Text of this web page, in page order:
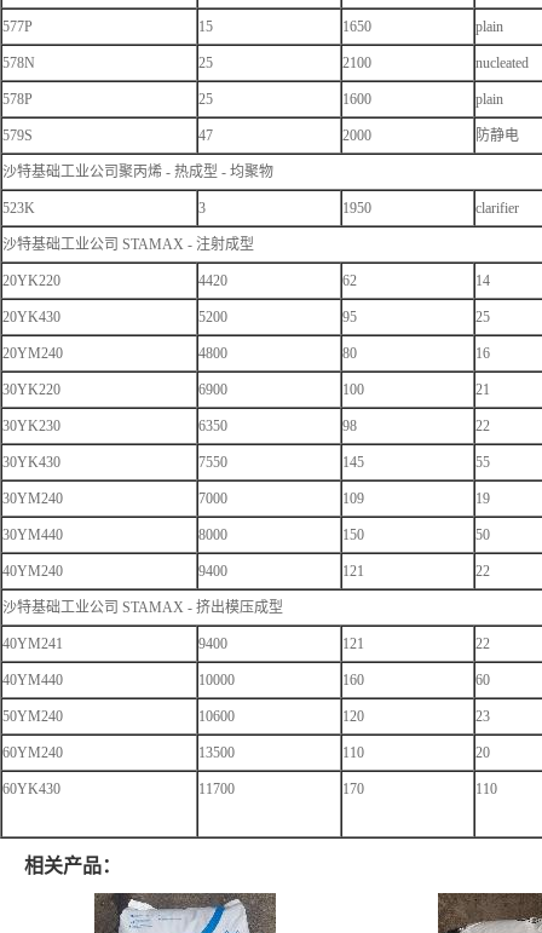
577P 15 1650 plain
578N 25 2100 nucleated
578P 25 1600 plain
579S 47 2000 防静电
沙特基础工业公司聚丙烯 - 热成型 - 均聚物
523K 3 1950 clarifier
沙特基础工业公司 STAMAX - 注射成型
20YK220 4420 62 14
20YK430 5200 95 25
20YM240 4800 80 16
30YK220 6900 100 21
30YK230 6350 98 22
30YK430 7550 145 55
30YM240 7000 109 19
30YM440 8000 150 50
40YM240 9400 121 22
沙特基础工业公司 STAMAX - 挤出模压成型
40YM241 9400 121 22
40YM440 10000 160 60
50YM240 10600 120 23
60YM240 13500 110 20
60YK430 11700 170 110
相关产品：